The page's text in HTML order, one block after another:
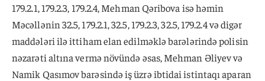
179.2.1, 179.2.3, 179.2.4, Mehman Qəribova isə həmin
Məcəllənin 32.5, 179.2.1, 32.5, 179.2.3, 32.5, 179.2.4 və digər
maddələri ilə ittiham elan edilməklə barələrində polisin
nəzarəti altına vermə növündə əsas, Mehman Əliyev və
Namik Qasımov barəsində iş üzrə ibtidai istintaqı aparan